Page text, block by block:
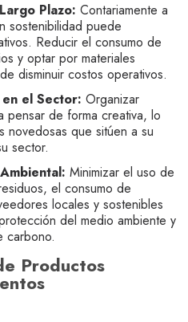
Plazo: Contariamente a
sostenibilidad puede
Reducir el consumo de
y optar por materiales
disminuir costos operativos.
el Sector: Organizar
pensar de forma creativa, lo
novedosas que sitúen a su
sector.
Minimizar el uso de
el consumo de
locales y sostenibles
del medio ambiente y
carbono.
Productos